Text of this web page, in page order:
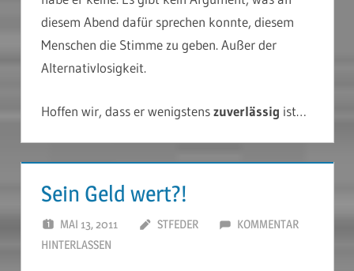
diesem Abend dafür sprechen konnte, diesem
Menschen die Stimme zu geben. Außer der
Alternativlosigkeit.
Hoffen wir, dass er wenigstenszuverlässig ist…
Sein Geld wert?!
MAI 13, 2011 STFEDER
KOMMENTAR
HINTERLASSEN